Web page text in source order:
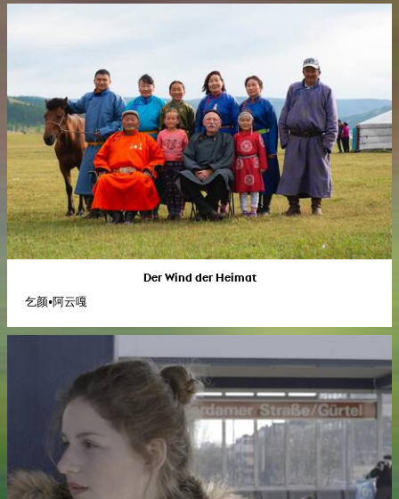
Der Wind der Heimat
乞颜•阿云嘎